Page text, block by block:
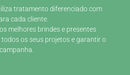
tratamento diferenciado com
cada cliente.
melhores brindes e presentes
os seus projetos e garantir o